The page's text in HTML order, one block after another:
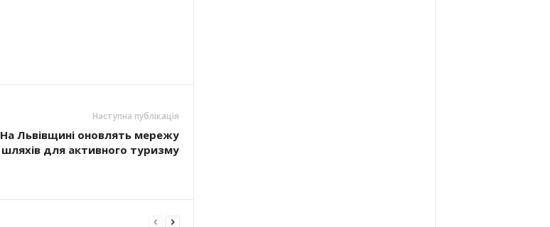
Наступна публікація
На Львівщині оновлять мережу
шляхів для активного туризму